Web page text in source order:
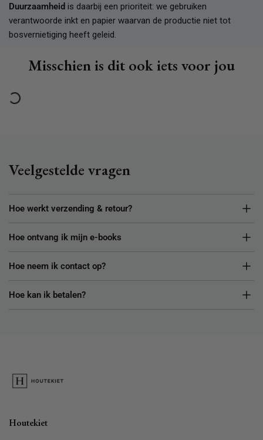
Duurzaamheid is daarbij een prioriteit: we gebruiken
verantwoorde inkt en papier waarvan de productie niet tot
bosvernietiging heeft geleid.
Misschien is dit ook iets voor jou
Veelgestelde vragen
Hoe werkt verzending & retour?
Hoe ontvang ik mijn e-books
Hoe neem ik contact op?
Hoe kan ik betalen?
Houtekiet